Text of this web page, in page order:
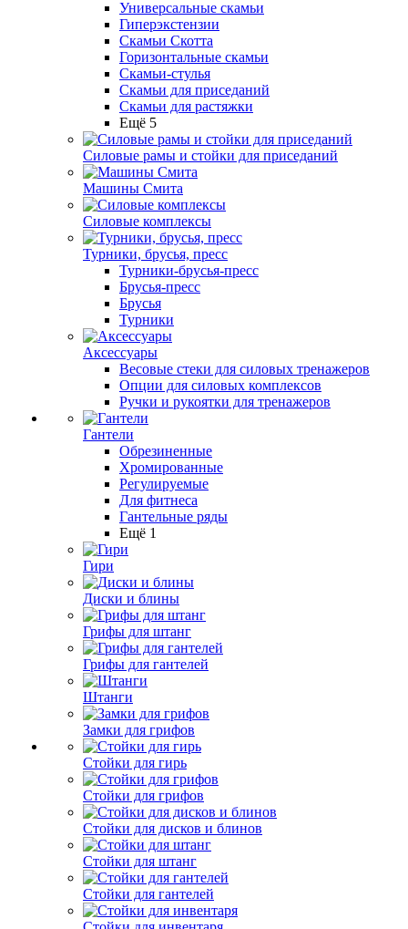
Универсальные скамьи
Гиперэкстензии
Скамьи Скотта
Горизонтальные скамьи
Скамьи-стулья
Скамьи для приседаний
Скамьи для растяжки
Ещё 5
Силовые рамы и стойки для приседаний
Машины Смита
Силовые комплексы
Турники, брусья, пресс
Турники-брусья-пресс
Брусья-пресс
Брусья
Турники
Аксессуары
Весовые стеки для силовых тренажеров
Опции для силовых комплексов
Ручки и рукоятки для тренажеров
Гантели
Обрезиненные
Хромированные
Регулируемые
Для фитнеса
Гантельные ряды
Ещё 1
Гири
Диски и блины
Грифы для штанг
Грифы для гантелей
Штанги
Замки для грифов
Стойки для гирь
Стойки для грифов
Стойки для дисков и блинов
Стойки для штанг
Стойки для гантелей